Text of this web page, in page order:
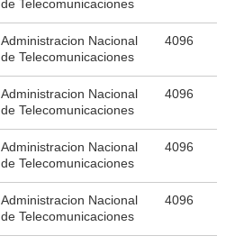
de Telecomunicaciones
Administracion Nacional
de Telecomunicaciones
4096
Administracion Nacional
de Telecomunicaciones
4096
Administracion Nacional
de Telecomunicaciones
4096
Administracion Nacional
de Telecomunicaciones
4096